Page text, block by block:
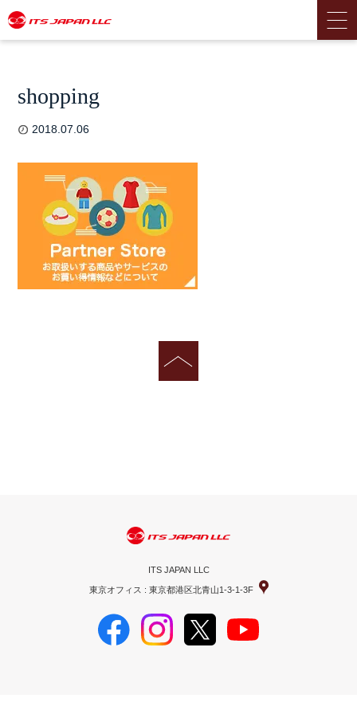
shopping
2018.07.06
ITS JAPAN LLC
東京オフィス : 東京都港区北青山1-3-1-3F